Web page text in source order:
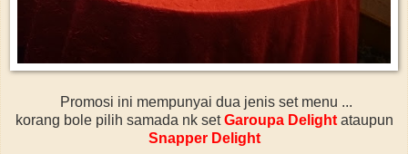
Promosi ini mempunyai dua jenis set menu ...
korang bole pilih samada nk setGaroupa Delightataupun
Snapper Delight